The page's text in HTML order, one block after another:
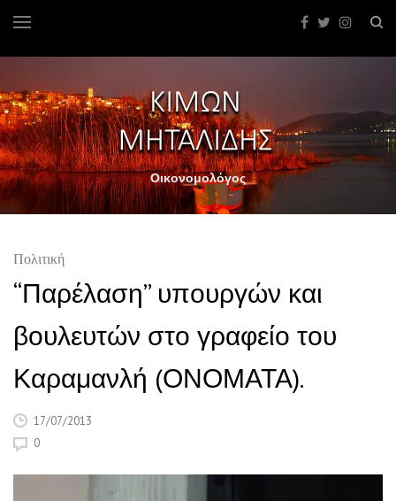
Οικονομολόγος
Πολιτική
“Παρέλαση” υπουργών και
βουλευτών στο γραφείο του
Καραμανλή (ΟΝΟΜΑΤΑ).
17/07/2013
0